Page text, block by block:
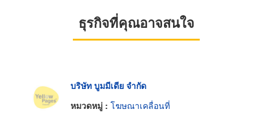
ธุรกิจที่คุณอาจสนใจ
บริษัท บูมมีเดีย จำกัด
หมวดหมู่ : โฆษณาเคลื่อนที่